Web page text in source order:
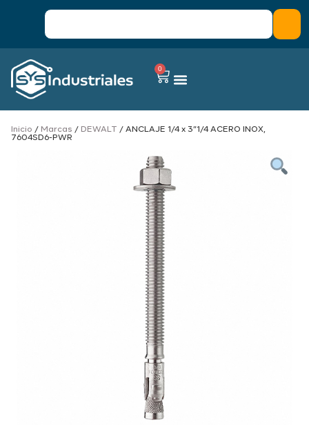
0
Inicio / Marcas / DEWALT / ANCLAJE 1/4 x 3”1/4 ACERO INOX,
7604SD6-PWR